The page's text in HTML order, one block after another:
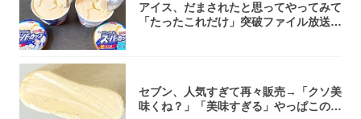
アイス、だまされたと思ってやってみて
「たったこれだけ」突破ファイル放送で
セブン、人気すぎて再々販売→「クソ美
味くね？」「美味すぎる」やっぱこのク